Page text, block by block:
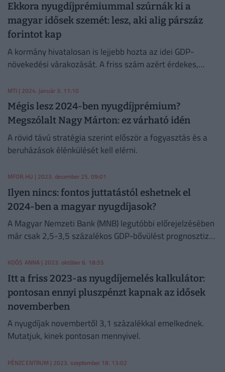
Ekkora nyugdíjprémiummal szúrnák ki a
magyar idősek szemét: lesz, aki alig párszáz
forintot kap
A kormány hivatalosan is lejjebb hozta az idei GDP-
növekedési várakozását. A friss szám azért érdekes,
lesznek-e a prémiumra.
MTI | 2024. január 3. 11:10
Mégis lesz 2024-ben nyugdíjprémium?
Megszólalt Nagy Márton: ez várható idén
A rövid távú stratégia szerint először a fogyasztás és a
beruházások élénkülését kell elérni.
MFOR.HU | 2023. december 25. 09:01
Ilyen nincs: fontos juttatástól eshetnek el
2024-ben a magyar nyugdíjasok?
A Magyar Nemzeti Bank (MNB) legutóbbi előrejelzésében
már csak 2,5-3,5 százalékos GDP-bővülést prognosztizál
KOÓS ANNA | 2023. október 6. 18:55
Itt a friss 2023-as nyugdíjemelés kalkulátor:
pontosan ennyi pluszpénzt kapnak az idősek
novemberben
A nyugdíjak novembertől 3,1 százalékkal emelkednek.
Mutatjuk, kinek pontosan mennyivel.
PÉNZCENTRUM | 2023. szeptember 18. 13:02